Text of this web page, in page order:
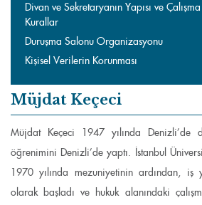
Divan ve Sekretaryanın Yapısı ve
Kurallar
Duruşma Salonu Organizasyonu
Kişisel Verilerin Korunması
Müjdat Keçeci
Müjdat Keçeci 1947 yılında
öğrenimini Denizli’de yaptı. İstanbul
1970 yılında mezuniyetinin ardından, iş
olarak başladı ve hukuk alanındaki